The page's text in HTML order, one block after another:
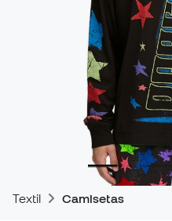
Textil Camisetas